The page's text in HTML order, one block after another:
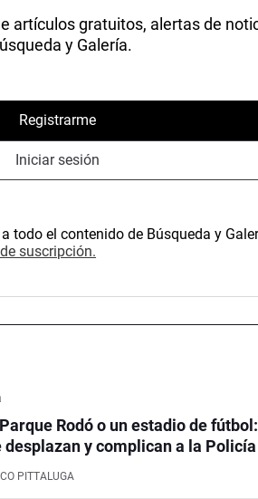
artículos gratuitos, alertas de
y Galería.
Registrarme
Iniciar sesión
todo el contenido de Búsqueda y
suscripción.
Rodó o un estadio de
y complican a la Policía
PITTALUGA